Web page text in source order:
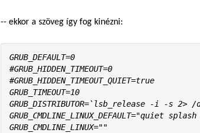
-- ekkor a szöveg így fog kinézni:
GRUB_DEFAULT=0
#GRUB_HIDDEN_TIMEOUT=0
#GRUB_HIDDEN_TIMEOUT_QUIET=true
GRUB_TIMEOUT=10
GRUB_DISTRIBUTOR=`lsb_release -i -s
GRUB_CMDLINE_LINUX_DEFAULT="quiet
GRUB_CMDLINE_LINUX=""